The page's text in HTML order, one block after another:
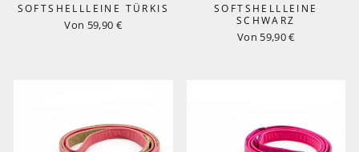
SOFTSHELLLEINE TÜRKIS
Von 59,90 €
SOFTSHELLLEINE
SCHWARZ
Von 59,90 €